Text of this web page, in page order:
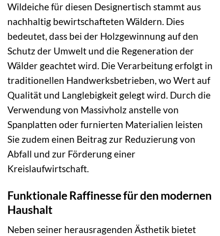
Wildeiche für diesen Designertisch stammt aus
nachhaltig bewirtschafteten Wäldern. Dies
bedeutet, dass bei der Holzgewinnung auf den
Schutz der Umwelt und die Regeneration der
Wälder geachtet wird. Die Verarbeitung erfolgt in
traditionellen Handwerksbetrieben, wo Wert auf
Qualität und Langlebigkeit gelegt wird. Durch die
Verwendung von Massivholz anstelle von
Spanplatten oder furnierten Materialien leisten
Sie zudem einen Beitrag zur Reduzierung von
Abfall und zur Förderung einer
Kreislaufwirtschaft.
Funktionale Raffinesse für den modernen
Haushalt
Neben seiner herausragenden Ästhetik bietet